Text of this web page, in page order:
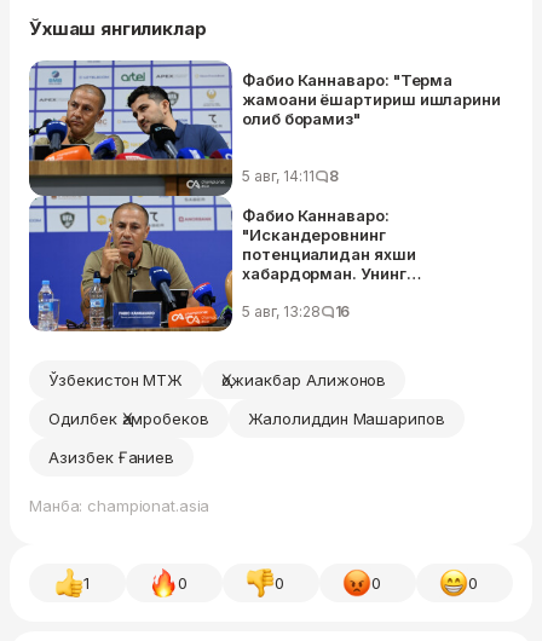
Ўхшаш янгиликлар
Фабио Каннаваро: "Терма
жамоани ёшартириш ишларини
олиб борамиз"
5 авг, 14:11 8
Фабио Каннаваро:
"Искандеровнинг
потенциалидан яхши
хабардорман. Унинг
олиб борганман"
5 авг, 13:28 16
Ўзбекистон МТЖ
Ҳожиакбар Алижонов
Одилбек Ҳамробеков
Жалолиддин Машарипов
Азизбек Ғаниев
Манба: championat.asia
1 0 0 0 0